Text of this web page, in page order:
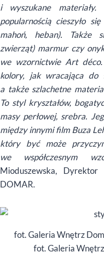
i wyszukane
popularnością cieszyło
mahoń, heban). Także
zwierząt) marmur czy
we wzornictwie Art
kolory, jak wracająca do
a także szlachetne
To styl kryształów,
masy perłowej, srebra.
między innymi film Buza
który być może
we współczesnym
Mioduszewska,
DOMAR.
fot. Galeria
fot. Galeria